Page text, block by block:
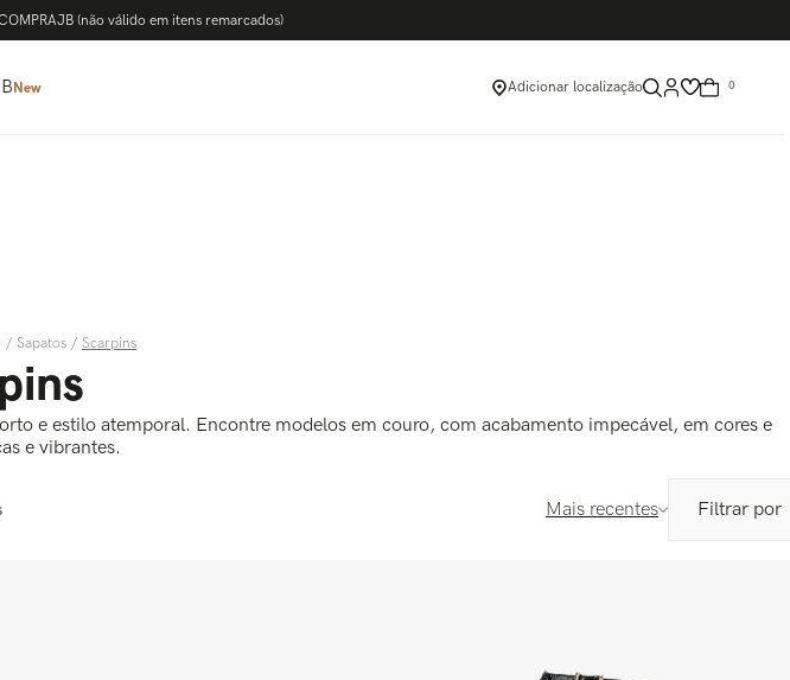
(não válido em itens remarcados)
New Adicionar localização 0
Sapatos Scarpins
e estilo atemporal. Encontre modelos em couro, com acabamento impecável, em cores e
e vibrantes.
Mais recentes